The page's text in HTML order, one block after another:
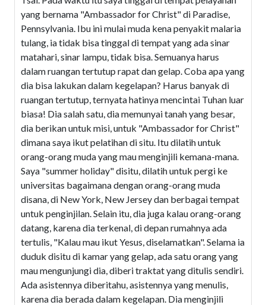
yang bernama "Ambassador for Christ" di Paradise,
Pennsylvania. Ibu ini mulai muda kena penyakit malaria
tulang, ia tidak bisa tinggal di tempat yang ada sinar
matahari, sinar lampu, tidak bisa. Semuanya harus
dalam ruangan tertutup rapat dan gelap. Coba apa yang
dia bisa lakukan dalam kegelapan? Harus banyak di
ruangan tertutup, ternyata hatinya mencintai Tuhan luar
biasa! Dia salah satu, dia memunyai tanah yang besar,
dia berikan untuk misi, untuk "Ambassador for Christ"
dimana saya ikut pelatihan di situ. Itu dilatih untuk
orang-orang muda yang mau menginjili kemana-mana.
Saya "summer holiday" disitu, dilatih untuk pergi ke
universitas bagaimana dengan orang-orang muda
disana, di New York, New Jersey dan berbagai tempat
untuk penginjilan. Selain itu, dia juga kalau orang-orang
datang, karena dia terkenal, di depan rumahnya ada
tertulis, "Kalau mau ikut Yesus, diselamatkan". Selama ia
duduk disitu di kamar yang gelap, ada satu orang yang
mau mengunjungi dia, diberi traktat yang ditulis sendiri.
Ada asistennya diberitahu, asistennya yang menulis,
karena dia berada dalam kegelapan. Dia menginjili